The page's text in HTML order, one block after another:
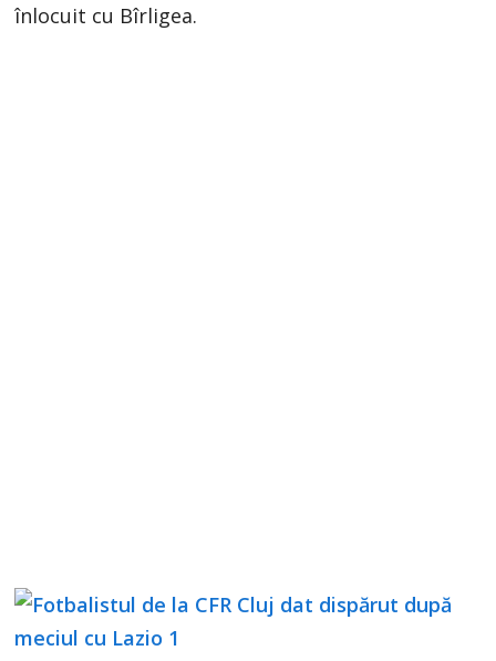
înlocuit cu Bîrligea.